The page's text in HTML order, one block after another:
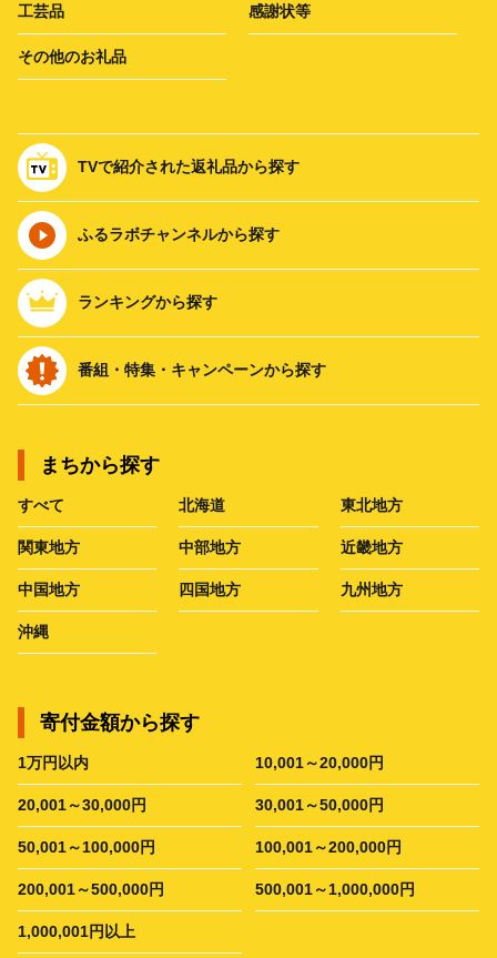
工芸品 感謝状等
その他のお礼品
TVで紹介された返礼品から探す
ふるラボチャンネルから探す
ランキングから探す
番組・特集・キャンペーンから探す
まちから探す
すべて 北海道 東北地方
関東地方 中部地方 近畿地方
中国地方 四国地方 九州地方
沖縄
寄付金額から探す
1万円以内 10,001～20,000円
20,001～30,000円 30,001～50,000円
50,001～100,000円 100,001～200,000円
200,001～500,000円 500,001～1,000,000円
1,000,001円以上